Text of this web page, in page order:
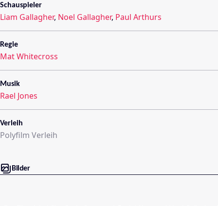
Schauspieler
Liam Gallagher, Noel Gallagher, Paul Arthurs
Regie
Mat Whitecross
Musik
Rael Jones
Verleih
Polyfilm Verleih
Bilder